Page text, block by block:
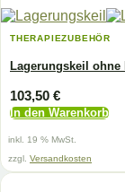
THERAPIEZUBEHÖR
Lagerungskeil ohne
103,50 €
In den Warenkorb
inkl. 19 % MwSt.
zzgl. Versandkosten